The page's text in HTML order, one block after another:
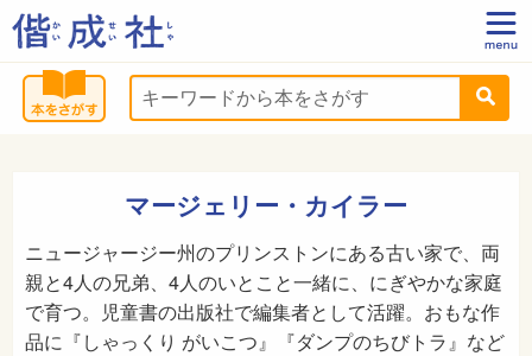
マージェリー・カイラー
ニュージャージー州のプリンストンにある古い家で、両
親と4人の兄弟、4人のいとこと一緒に、にぎやかな家庭
で育つ。児童書の出版社で編集者として活躍。おもな作
品に『しゃっくり がいこつ』『ダンプのちびトラ』など